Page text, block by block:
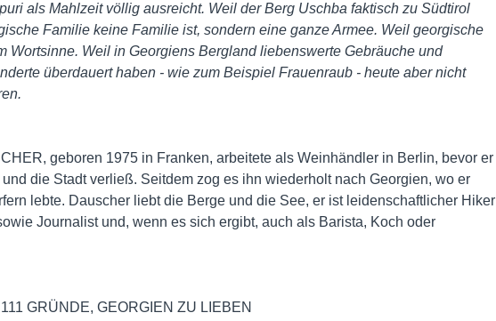
als Mahlzeit völlig ausreicht. Weil der Berg Uschba faktisch zu Südtirol
Familie keine Familie ist, sondern eine ganze Armee. Weil georgische
Wortsinne. Weil in Georgiens Bergland liebenswerte Gebräuche und
überdauert haben - wie zum Beispiel Frauenraub - heute aber nicht
geboren 1975 in Franken, arbeitete als Weinhändler in Berlin, bevor er
die Stadt verließ. Seitdem zog es ihn wiederholt nach Georgien, wo er
lebte. Dauscher liebt die Berge und die See, er ist leidenschaftlicher Hiker
Journalist und, wenn es sich ergibt, auch als Barista, Koch oder
GRÜNDE, GEORGIEN ZU LIEBEN